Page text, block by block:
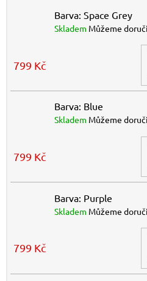
Barva: Space Grey
Skladem Můžeme
799 Kč
Barva: Blue
Skladem Můžeme
799 Kč
Barva: Purple
Skladem Můžeme
799 Kč